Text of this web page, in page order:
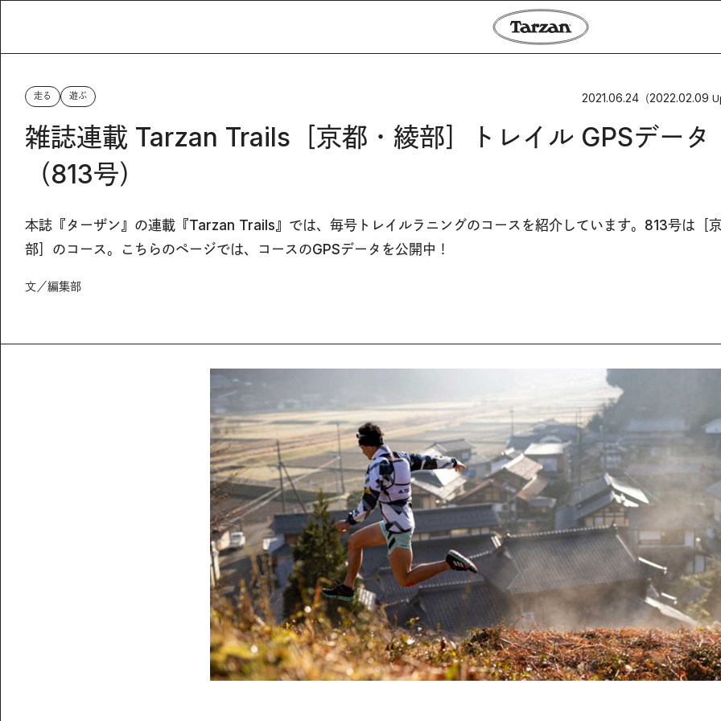
走る 遊ぶ 2021.06.24 （2022.02.09
雑誌連載 Tarzan Trails［京都・綾部］トレイル GPSデータ
（813号）
本誌『ターザン』の連載『Tarzan Trails』では、毎号トレイルラニングのコースを紹介しています。813号は［
部］のコース。こちらのページでは、コースのGPSデータを公開中！
文／編集部